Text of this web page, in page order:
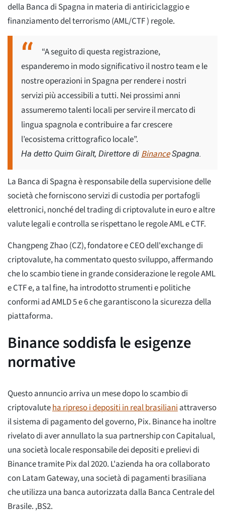
della Banca di Spagna in materia di antiriciclaggio e
finanziamento del terrorismo (AML/CTF ) regole.
“A seguito di questa registrazione,
espanderemo in modo significativo il nostro team e le
nostre operazioni in Spagna per rendere i nostri
servizi più accessibili a tutti. Nei prossimi anni
assumeremo talenti locali per servire il mercato di
lingua spagnola e contribuire a far crescere
l’ecosistema crittografico locale”.
Ha detto Quim Giralt, Direttore di BinanceSpagna.
La Banca di Spagna è responsabile della supervisione delle
società che forniscono servizi di custodia per portafogli
elettronici, nonché del trading di criptovalute in euro e altre
valute legali e controlla se rispettano le regole AML e CTF.
Changpeng Zhao (CZ), fondatore e CEO dell'exchange di
criptovalute, ha commentato questo sviluppo, affermando
che lo scambio tiene in grande considerazione le regole AML
e CTF e, a tal fine, ha introdotto strumenti e politiche
conformi ad AMLD 5 e 6 che garantiscono la sicurezza della
piattaforma.
Binance soddisfa le esigenze
normative
Questo annuncio arriva un mese dopo lo scambio di
criptovaluteha ripreso i depositi in real brasilianiattraverso
il sistema di pagamento del governo, Pix. Binance ha inoltre
rivelato di aver annullato la sua partnership con Capitalual,
una società locale responsabile dei depositi e prelievi di
Binance tramite Pix dal 2020. L'azienda ha ora collaborato
con Latam Gateway, una società di pagamenti brasiliana
che utilizza una banca autorizzata dalla Banca Centrale del
Brasile. ,BS2.